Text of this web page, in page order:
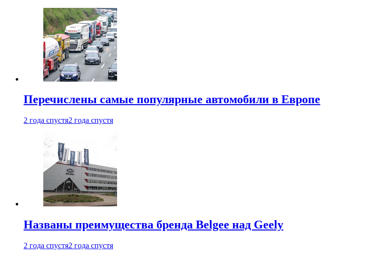
Перечислены самые популярные автомобили в Европе
2 года спустя2 года спустя
Названы преимущества бренда Belgee над Geely
2 года спустя2 года спустя